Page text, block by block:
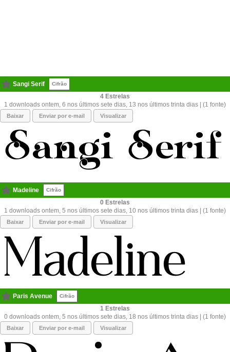
Sangi Serif Cifrão
4
1 downloads ontem, 6 nos últimos sete dias, 13 nos últimos trinta dias | (1 fonte)
Baixar Enviar por e-mail Visualizar
Madeline Cifrão
0
1 downloads ontem, 5 nos últimos sete dias, 10 nos últimos trinta dias | (1 fonte)
Baixar Enviar por e-mail Visualizar
Paris Avenue Cifrão
1
0 downloads ontem, 5 nos últimos sete dias, 18 nos últimos trinta dias | (1 fonte)
Baixar Enviar por e-mail Visualizar